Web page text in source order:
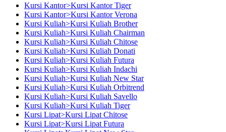
Kursi Kantor>Kursi Kantor Tiger
Kursi Kantor>Kursi Kantor Verona
Kursi Kuliah>Kursi Kuliah Brother
Kursi Kuliah>Kursi Kuliah Chairman
Kursi Kuliah>Kursi Kuliah Chitose
Kursi Kuliah>Kursi Kuliah Donati
Kursi Kuliah>Kursi Kuliah Futura
Kursi Kuliah>Kursi Kuliah Indachi
Kursi Kuliah>Kursi Kuliah New Star
Kursi Kuliah>Kursi Kuliah Orbitrend
Kursi Kuliah>Kursi Kuliah Savello
Kursi Kuliah>Kursi Kuliah Tiger
Kursi Lipat>Kursi Lipat Chitose
Kursi Lipat>Kursi Lipat Futura